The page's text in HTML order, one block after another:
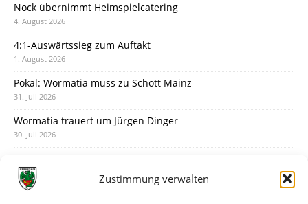
Zustimmung verwalten
Nock übernimmt Heimspielcatering
4. August 2026
4:1-Auswärtssieg zum Auftakt
1. August 2026
Pokal: Wormatia muss zu Schott Mainz
31. Juli 2026
Wormatia trauert um Jürgen Dinger
30. Juli 2026
28. Juli 2026